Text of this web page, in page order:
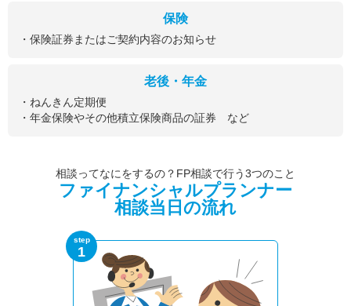
保険
・保険証券またはご契約内容のお知らせ
老後・年金
・ねんきん定期便
・年金保険やその他積立保険商品の証券 など
相談ってなにをするの？FP相談で行う3つのこと
ファイナンシャルプランナー
相談当日の流れ
step
1